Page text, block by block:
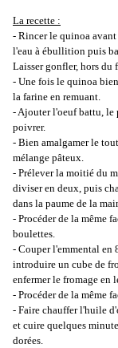
La recette :
- Rincer le quinoa
l'eau à ébullition puis
Laisser gonfler, hors du
- Une fois le quinoa
la farine en remuant.
- Ajouter l'oeuf battu, le
poivrer.
- Bien amalgamer le
mélange pâteux.
- Prélever la moitié du
diviser en deux, puis
dans la paume de la
- Procéder de la même
boulettes.
- Couper l'emmental en
introduire un cube de
enfermer le fromage en
- Procéder de la même
- Faire chauffer l'huile
et cuire quelques
dorées.